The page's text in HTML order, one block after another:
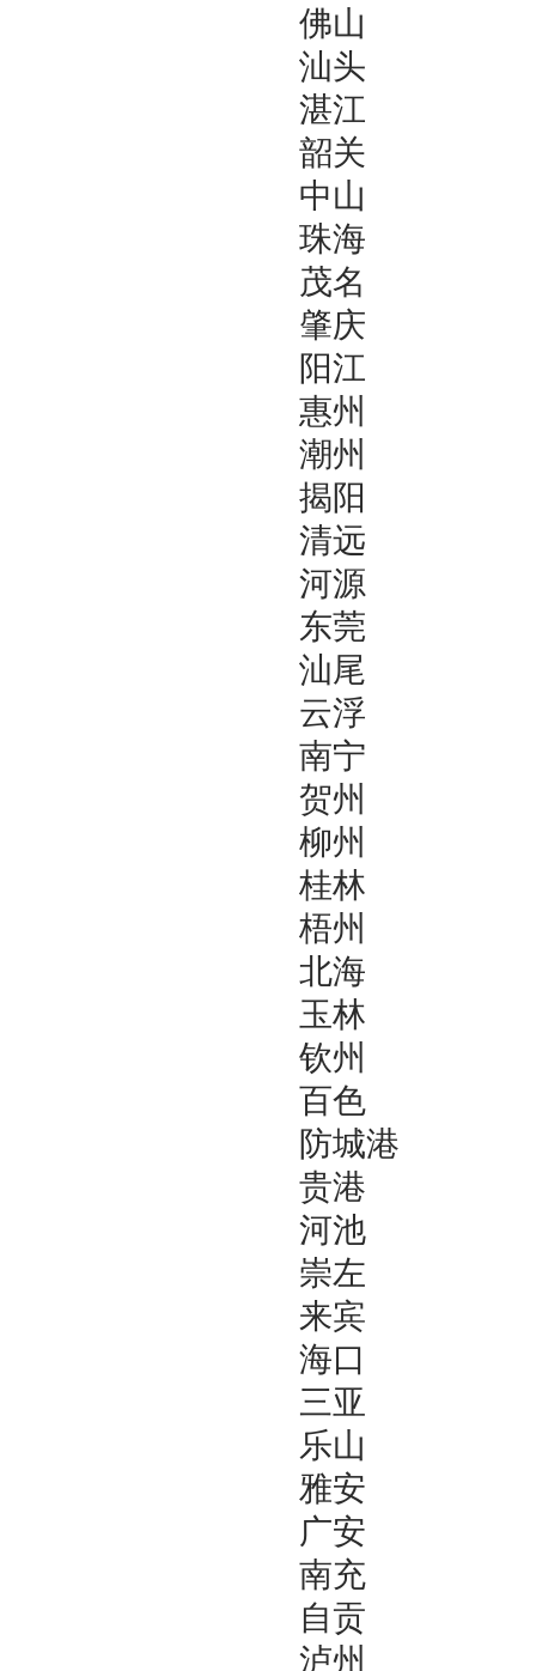
佛山
汕头
湛江
韶关
中山
珠海
茂名
肇庆
阳江
惠州
潮州
揭阳
清远
河源
东莞
汕尾
云浮
南宁
贺州
柳州
桂林
梧州
北海
玉林
钦州
百色
防城港
贵港
河池
崇左
来宾
海口
三亚
乐山
雅安
广安
南充
自贡
泸州